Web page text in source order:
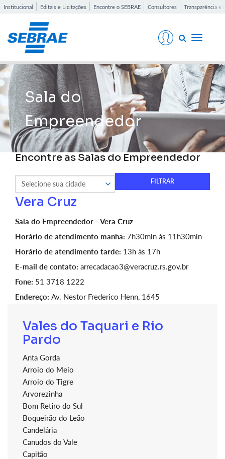
Institucional Editais e Licitações Encontre o SEBRAE Consultores Transparência e
Toggle
Sala do
Empreendedor
Encontre as Salas do Empreendedor
Vera Cruz
Sala do Empreendedor - Vera Cruz
Horário de atendimento manhã: 7h30min às 11h30min
Horário de atendimento tarde: 13h às 17h
E-mail de contato: arrecadacao3@veracruz.rs.gov.br
Fone: 51 3718 1222
Endereço: Av. Nestor Frederico Henn, 1645
Vales do Taquari e Rio
Pardo
Anta Gorda
Arroio do Meio
Arroio do Tigre
Arvorezinha
Bom Retiro do Sul
Boqueirão do Leão
Candelária
Canudos do Vale
Capitão